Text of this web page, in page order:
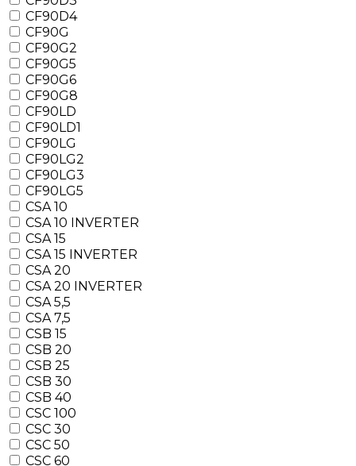
CF90D4
CF90G
CF90G2
CF90G5
CF90G6
CF90G8
CF90LD
CF90LD1
CF90LG
CF90LG2
CF90LG3
CF90LG5
CSA 10
CSA 10 INVERTER
CSA 15
CSA 15 INVERTER
CSA 20
CSA 20 INVERTER
CSA 5,5
CSA 7,5
CSB 15
CSB 20
CSB 25
CSB 30
CSB 40
CSC 100
CSC 30
CSC 50
CSC 60